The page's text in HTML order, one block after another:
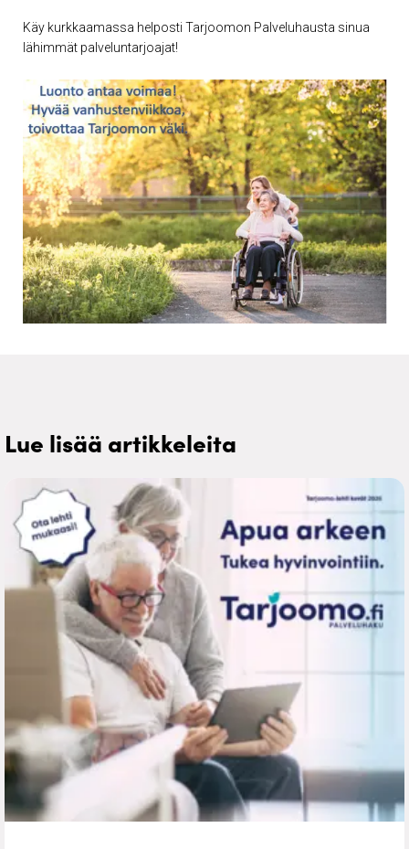
Käy kurkkaamassa helposti Tarjoomon Palveluhausta sinua
lähimmät palveluntarjoajat!
Lue lisää artikkeleita